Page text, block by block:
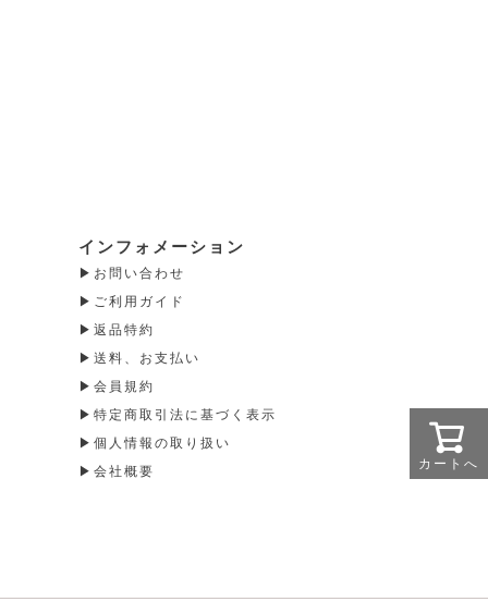
カートへ
インフォメーション
お問い合わせ
ご利用ガイド
返品特約
送料、お支払い
会員規約
特定商取引法に基づく表示
個人情報の取り扱い
会社概要